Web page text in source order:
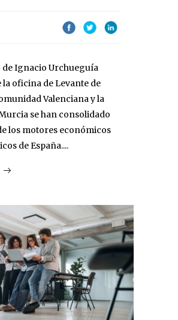
Ignacio Urchueguía
oficina de Levante de
Valenciana y la
se han consolidado
los motores económicos
de España....